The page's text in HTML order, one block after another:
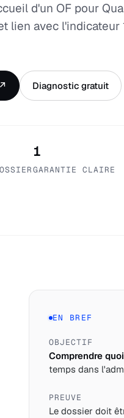
d'un OF pour
lien avec l'indicateur
Diagnostic gratuit
1
GARANTIE CLAIRE
EN BREF
OBJECTIF
Comprendre
temps dans
PREUVE
Le dossier doit